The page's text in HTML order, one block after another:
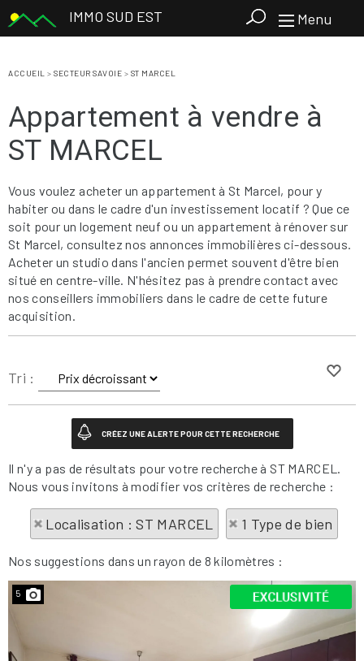
IMMO SUD EST Menu
ACCUEIL > SECTEUR SAVOIE > ST MARCEL
Appartement à vendre à
ST MARCEL
Vous voulez acheter un appartement à St Marcel, pour y
habiter ou dans le cadre d'un investissement locatif ? Que ce
soit pour un logement neuf ou un appartement à rénover sur
St Marcel, consultez nos annonces immobilières ci-dessous.
Acheter un studio dans l'ancien permet souvent d'être bien
situé en centre-ville. N'hésitez pas à prendre contact avec
nos conseillers immobiliers dans le cadre de cette future
acquisition.
Tri :
Il n'y a pas de résultats pour votre recherche à ST MARCEL.
Nous vous invitons à modifier vos critères de recherche :
Localisation : ST MARCEL 1 Type de bien
Nos suggestions dans un rayon de 8 kilomètres :
5